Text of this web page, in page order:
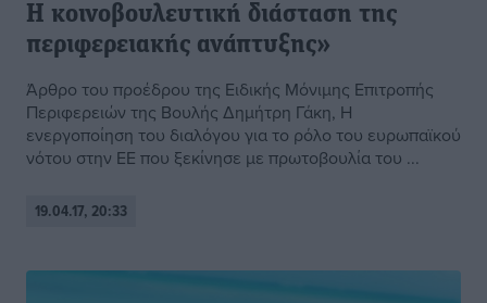
Η κοινοβουλευτική διάσταση της
περιφερειακής ανάπτυξης»
Άρθρο του προέδρου της Ειδικής Μόνιμης Επιτροπής
Περιφερειών της Βουλής Δημήτρη Γάκη, Η
ενεργοποίηση του διαλόγου για το ρόλο του ευρωπαϊκού
νότου στην ΕΕ που ξεκίνησε με πρωτοβουλία του ...
19.04.17, 20:33